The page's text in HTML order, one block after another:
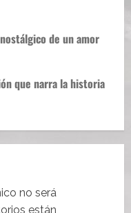
de un amor
que narra la historia
no será
están